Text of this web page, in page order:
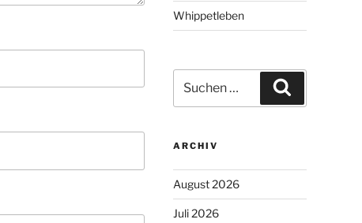
Whippetleben
nach:
ARCHIV
August 2026
Juli 2026